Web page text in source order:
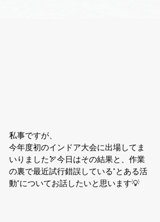
私事ですが、
今年度初のインドア大会に出場してま
いりました🏹今日はその結果と、作業
の裏で最近試行錯誤している"とある活
動"についてお話したいと思います💡